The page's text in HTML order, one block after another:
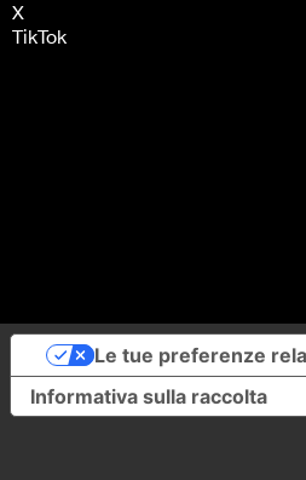
X
TikTok
Informativa sulla raccolta
Le tue preferenze